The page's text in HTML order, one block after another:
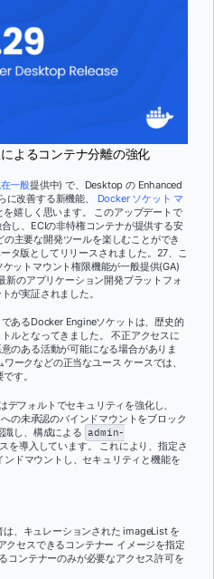
よるコンテナ分離の強化
一般提供中) で、Desktop の Enhanced
改善する新機能、 Docker ソケット マ
を嬉しく思います。 このアップデートで
し、ECIの非特権コンテナが提供する安
主要な開発ツールを楽しむことができ
タ版としてリリースされました。27、こ
ットマウント権限機能が一般提供(GA)
のアプリケーション開発プラットフォ
が実証されました。
あるDocker Engineソケットは、歴史的
ルとなってきました。 不正アクセスに
のある活動が可能になる場合がありま
ークなどの正当なユース ケースでは、
す。
フォルトでセキュリティを強化し、
の未承認のバインドマウントをブロック
識し、構成による admin-
を導入しています。 これにより、指定さ
ドマウントし、セキュリティと機能を
、キュレーションされた imageList を
クセスできるコンテナー イメージを指定
コンテナーのみが必要なアクセス許可を